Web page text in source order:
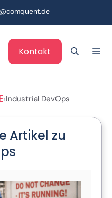
Kontakt
Industrial DevOps
Artikel zu